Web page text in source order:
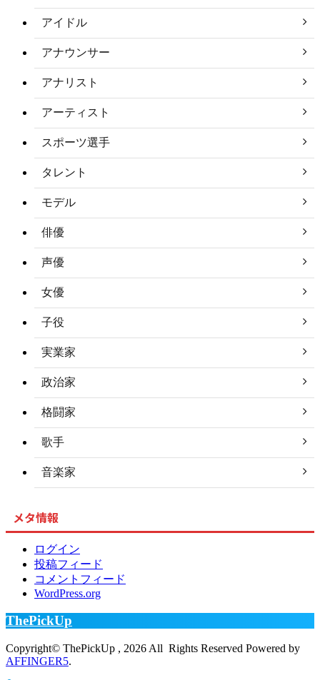
アイドル
アナウンサー
アナリスト
アーティスト
スポーツ選手
タレント
モデル
俳優
声優
女優
子役
実業家
政治家
格闘家
歌手
音楽家
メタ情報
ログイン
投稿フィード
コメントフィード
WordPress.org
ThePickUp
Copyright© ThePickUp , 2026 All Rights Reserved Powered by
AFFINGER5.